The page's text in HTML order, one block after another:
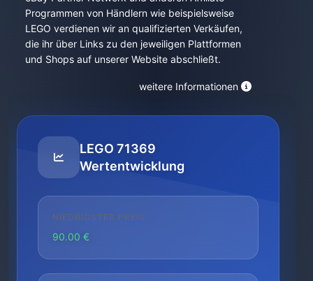
Programmen von Händlern wie beispielsweise
LEGO verdienen wir an qualifizierten Verkäufen,
die ihr über Links zu den jeweiligen Plattformen
und Shops auf unserer Website abschließt.
weitere Informationen
LEGO 71369
Wertentwicklung
NIEDRIGSTER PREIS
90.00 €